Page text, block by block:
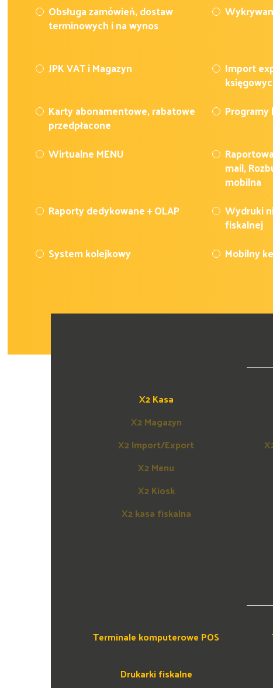
Obsługa zamówień, dostaw
terminowych i na wynos
JPK VAT i Magazyn
Import
Karty abonamentowe, rabatowe
przedpłacone
Wirtualne MENU
mail,
mobilna
Raporty dedykowane + OLAP
Wydruki
fiskalnej
System kolejkowy Mobilny
X2 Kasa
X2 Magazyn
X2 Import/Export
X2 Menu
X2 Kiosk
X2 kasa fiskalna
Terminale komputerowe POS
Drukarki fiskalne